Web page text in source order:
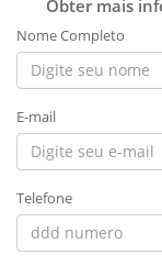
Obter mais
Nome Completo
E-mail
Telefone